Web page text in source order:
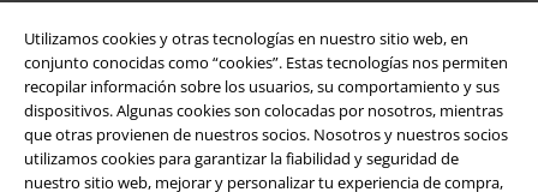
Utilizamos cookies y otras tecnologías en nuestro sitio web, en
conjunto conocidas como “cookies”. Estas tecnologías nos permiten
recopilar información sobre los usuarios, su comportamiento y sus
dispositivos. Algunas cookies son colocadas por nosotros, mientras
que otras provienen de nuestros socios. Nosotros y nuestros socios
utilizamos cookies para garantizar la fiabilidad y seguridad de
nuestro sitio web, mejorar y personalizar tu experiencia de compra,